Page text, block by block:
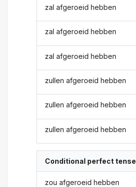
zal afgeroeid hebben
zal afgeroeid hebben
zal afgeroeid hebben
zullen afgeroeid hebben
zullen afgeroeid hebben
zullen afgeroeid hebben
Conditional perfect tense
zou afgeroeid hebben